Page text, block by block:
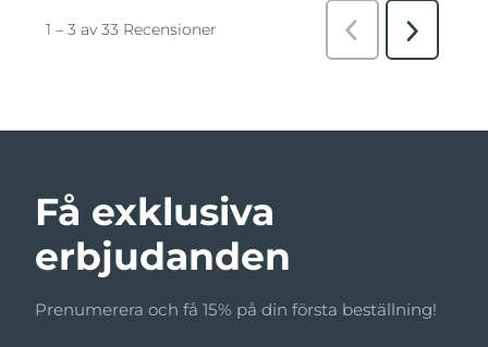
Få exklusiva
erbjudanden
Prenumerera och få 15% på din första beställning!